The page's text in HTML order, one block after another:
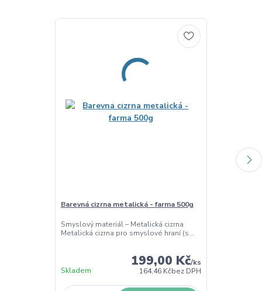
Barevná cizrna metalická - farma 500g
Smyslový materiál – Metalická cizrna
Metalická cizrna pro smyslové hraní (s...
199,00 Kč/ks
164,46 Kčbez DPH
Skladem